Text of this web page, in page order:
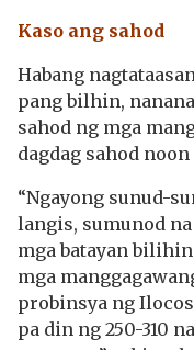
Kaso ang sahod
Habang
pang bilhin,
sahod ng mga
dagdag sahod noon
“Ngayong sunud-
langis, sumunod
mga batayan
mga
probinsya ng
pa din ng 250-310